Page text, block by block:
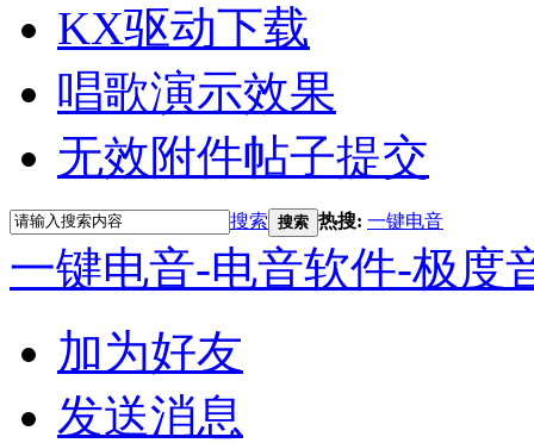
KX驱动下载
唱歌演示效果
无效附件帖子提交
搜索 搜索 热搜: 一键电音
一键电音-电音软件-极度
加为好友
发送消息